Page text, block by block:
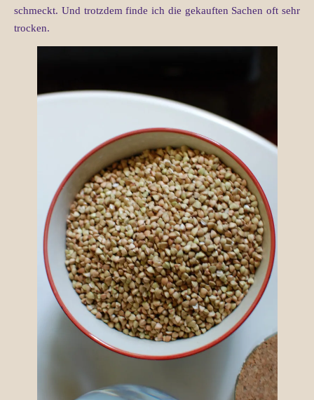
schmeckt. Und trotzdem finde ich die gekauften Sachen oft sehr
trocken.